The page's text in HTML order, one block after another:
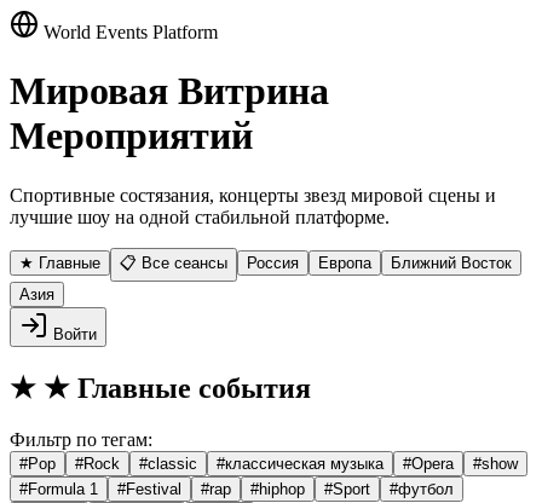
World Events Platform
Мировая Витрина
Мероприятий
Спортивные состязания, концерты звезд мировой сцены и
лучшие шоу на одной стабильной платформе.
★ Главные 📋 Все сеансы Россия Европа
Ближний Восток
Азия
Войти
★ ★ Главные события
Фильтр по тегам:
#Pop #Rock #classic #классическая музыка #Opera #show
#Formula 1 #Festival #rap #hiphop #Sport #футбол